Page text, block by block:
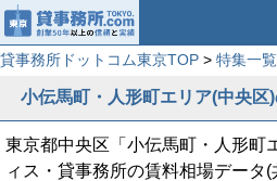
貸事務所ドットコム東京TOP > 特集一覧
小伝馬町・人形町エリア(中央区
東京都中央区「小伝馬町・人形町
ィス・貸事務所の賃料相場データ